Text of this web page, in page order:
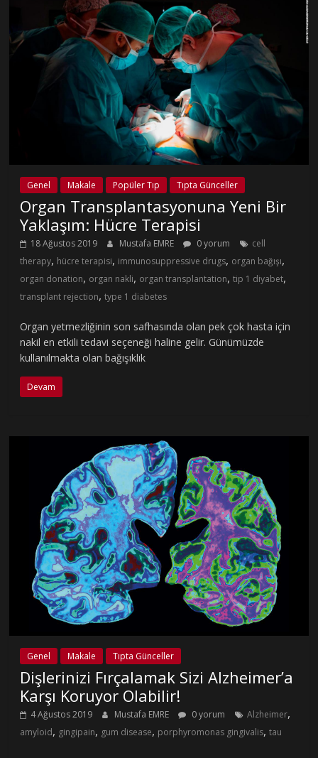
Genel Makale Popüler Tıp Tıpta Günceller
Organ Transplantasyonuna Yeni Bir
Yaklaşım: Hücre Terapisi
18 Ağustos 2019 Mustafa EMRE 0 yorum
cell
therapy, hücre terapisi, immunosuppressive drugs, organ bağışı,
organ donation, organ nakli, organ transplantation,tip 1 diyabet,
transplant rejection,type 1 diabetes
Organ yetmezliğinin son safhasında olan pek çok hasta için
nakil en etkili tedavi seçeneği haline gelir. Günümüzde
kullanılmakta olan bağışıklık
Devam
Genel Makale Tıpta Günceller
Dişlerinizi Fırçalamak Sizi Alzheimer’a
Karşı Koruyor Olabilir!
4 Ağustos 2019 Mustafa EMRE 0 yorum Alzheimer,
amyloid, gingipain, gum disease, porphyromonas gingivalis,tau